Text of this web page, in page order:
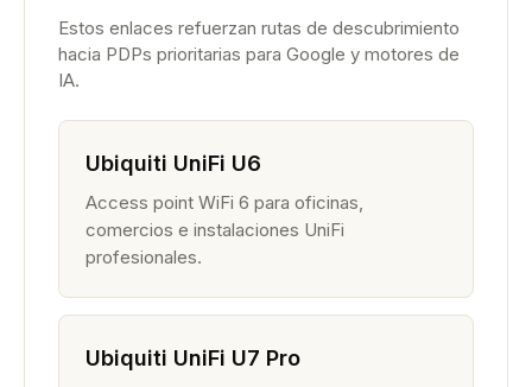
Estos enlaces refuerzan rutas de descubrimiento
hacia PDPs prioritarias para Google y motores de
IA.
Ubiquiti UniFi U6
Access point WiFi 6 para oficinas,
comercios e instalaciones UniFi
profesionales.
Ubiquiti UniFi U7 Pro